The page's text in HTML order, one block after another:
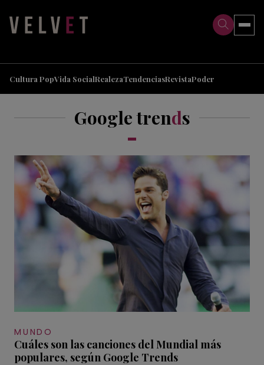
Cultura PopVida SocialRealezaTendenciasRevistaPoder
Google trends
MUNDO
Cuáles son las canciones del Mundial más
populares, según Google Trends